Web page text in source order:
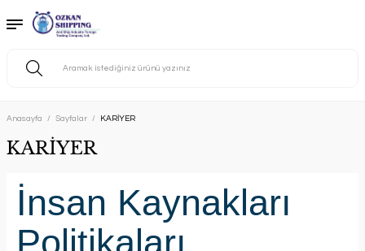
Anasayfa Sayfalar KARİYER
KARİYER
İnsan Kaynakları
Politikaları